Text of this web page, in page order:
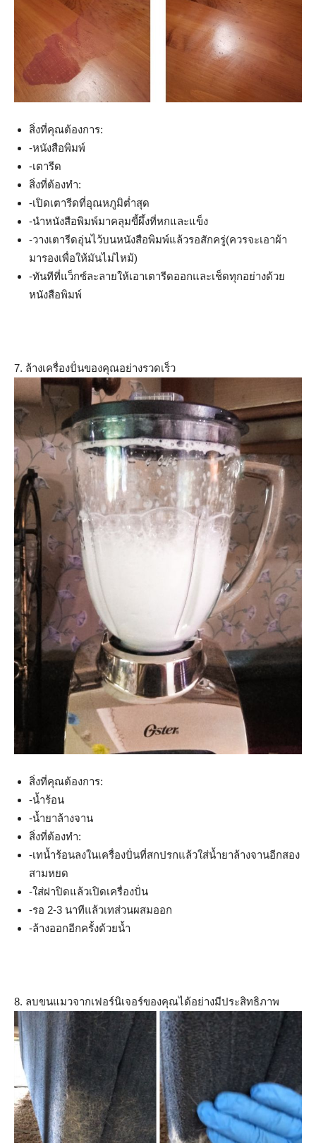
สิ่งที่คุณต้องการ:
-หนังสือพิมพ์
-เตารีด
สิ่งที่ต้องทำ:
-เปิดเตารีดที่อุณหภูมิต่ำสุด
-นำหนังสือพิมพ์มาคลุมขี้ผึ้งที่หกและแข็ง
-วางเตารีดอุ่นไว้บนหนังสือพิมพ์แล้วรอสักครู่(ควรจะเอาผ้า
มารองเพื่อให้มันไม่ไหม้)
-ทันทีที่แว็กซ์ละลายให้เอาเตารีดออกและเช็ดทุกอย่างด้วย
หนังสือพิมพ์
7. ล้างเครื่องปั่นของคุณอย่างรวดเร็ว
สิ่งที่คุณต้องการ:
-น้ำร้อน
-น้ำยาล้างจาน
สิ่งที่ต้องทำ:
-เทน้ำร้อนลงในเครื่องปั่นที่สกปรกแล้วใส่น้ำยาล้างจานอีกสอง
สามหยด
-ใส่ฝาปิดแล้วเปิดเครื่องปั่น
-รอ 2-3 นาทีแล้วเทส่วนผสมออก
-ล้างออกอีกครั้งด้วยน้ำ
8. ลบขนแมวจากเฟอร์นิเจอร์ของคุณได้อย่างมีประสิทธิภาพ